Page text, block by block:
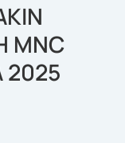
MNC
2025